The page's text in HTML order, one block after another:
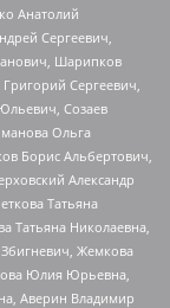
Анатолий
Сергеевич,
Шарипков
Сергеевич,
Созаев
Ольга
Борис Альбертович,
Александр
Татьяна
Татьяна Николаевна,
Жемкова
Юлия Юрьевна,
Аверин Владимир